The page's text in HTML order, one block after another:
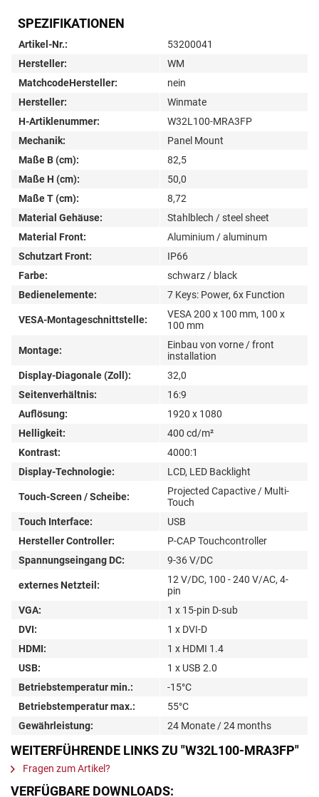
SPEZIFIKATIONEN
Artikel-Nr.:
53200041
Hersteller:
WM
MatchcodeHersteller:
nein
Hersteller:
Winmate
H-Artiklenummer:
W32L100-MRA3FP
Mechanik:
Panel Mount
Maße B (cm):
82,5
Maße H (cm):
50,0
Maße T (cm):
8,72
Material Gehäuse:
Stahlblech / steel sheet
Material Front:
Aluminium / aluminum
Schutzart Front:
IP66
Farbe:
schwarz / black
Bedienelemente:
7 Keys: Power, 6x Function
VESA-Montageschnittstelle:
VESA 200 x 100 mm, 100 x
100 mm
Montage:
Einbau von vorne / front
installation
Display-Diagonale (Zoll):
32,0
Seitenverhältnis:
16:9
Auflösung:
1920 x 1080
Helligkeit:
400 cd/m²
Kontrast:
4000:1
Display-Technologie:
LCD, LED Backlight
Touch-Screen / Scheibe:
Projected Capactive / Multi-
Touch
Touch Interface:
USB
Hersteller Controller:
P-CAP Touchcontroller
Spannungseingang DC:
9-36 V/DC
externes Netzteil:
12 V/DC, 100 - 240 V/AC, 4-
pin
VGA:
1 x 15-pin D-sub
DVI:
1 x DVI-D
HDMI:
1 x HDMI 1.4
USB:
1 x USB 2.0
Betriebstemperatur min.:
-15°C
Betriebstemperatur max.:
55°C
Gewährleistung:
24 Monate / 24 months
WEITERFÜHRENDE LINKS ZU "W32L100-MRA3FP"
Fragen zum Artikel?
VERFÜGBARE DOWNLOADS: